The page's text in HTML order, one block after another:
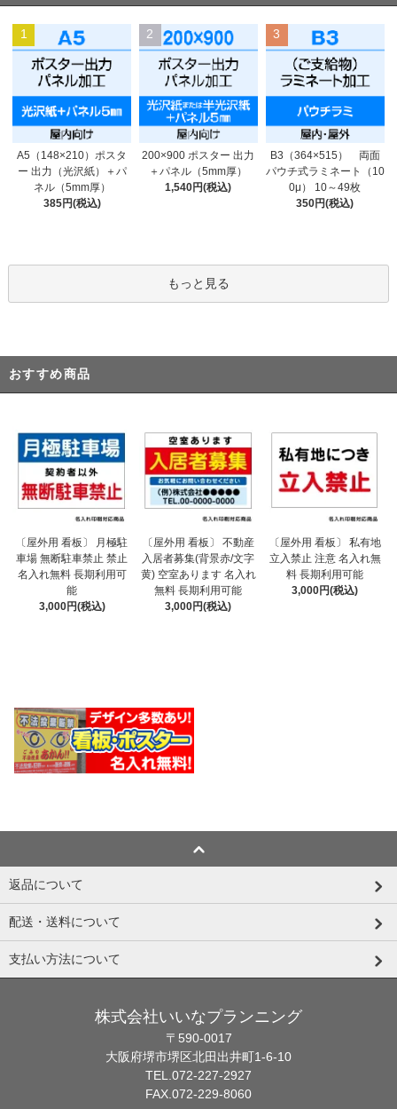
1
A5（148×210）ポスタ
ー 出力（光沢紙）＋パ
ネル（5mm厚）
385円(税込)
2
200×900 ポスター 出力
＋パネル（5mm厚）
1,540円(税込)
3
B3（364×515） 両面
パウチ式ラミネート（10
0μ） 10～49枚
350円(税込)
もっと見る
おすすめ商品
〔屋外用 看板〕 月極駐
車場 無断駐車禁止 禁止
名入れ無料 長期利用可
能
3,000円(税込)
〔屋外用 看板〕 不動産
入居者募集(背景赤/文字
黄) 空室あります 名入れ
無料 長期利用可能
3,000円(税込)
〔屋外用 看板〕 私有地
立入禁止 注意 名入れ無
料 長期利用可能
3,000円(税込)
返品について
配送・送料について
支払い方法について
株式会社いいなプランニング
〒590-0017
大阪府堺市堺区北田出井町1-6-10
TEL.072-227-2927
FAX.072-229-8060